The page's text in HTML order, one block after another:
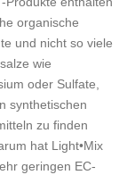
organische
und nicht so viele
wie
oder Sulfate,
synthetischen
zu finden
hat Light•Mix
geringen EC-